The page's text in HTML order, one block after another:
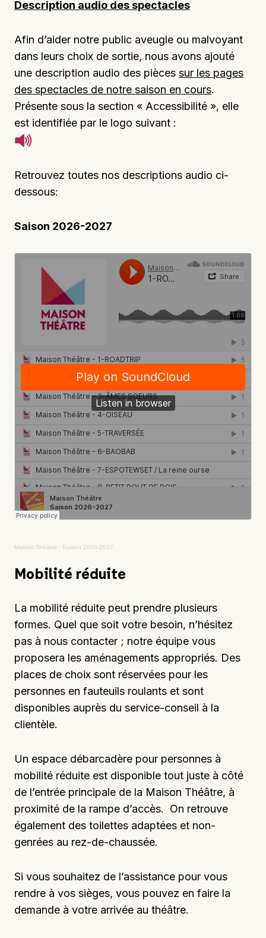
Description audio des spectacles
Afin d’aider notre public aveugle ou malvoyant
dans leurs choix de sortie, nous avons ajouté
une description audio des pièces sur les pages
des spectacles de notre saison en cours.
Présente sous la section « Accessibilité », elle
est identifiée par le logo suivant :
Retrouvez toutes nos descriptions audio ci-
dessous:
Saison 2026-2027
Maison Théâtre · Saison 2026-2027
Mobilité réduite
La mobilité réduite peut prendre plusieurs
formes. Quel que soit votre besoin, n’hésitez
pas à nous contacter ; notre équipe vous
proposera les aménagements appropriés. Des
places de choix sont réservées pour les
personnes en fauteuils roulants et sont
disponibles auprès du service-conseil à la
clientèle.
Un espace débarcadère pour personnes à
mobilité réduite est disponible tout juste à côté
de l’entrée principale de la Maison Théâtre, à
proximité de la rampe d’accès. On retrouve
également des toilettes adaptées et non-
genrées au rez-de-chaussée.
Si vous souhaitez de l’assistance pour vous
rendre à vos sièges, vous pouvez en faire la
demande à votre arrivée au théâtre.